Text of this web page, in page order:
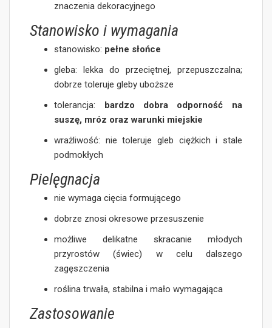
znaczenia dekoracyjnego
Stanowisko i wymagania
stanowisko: pełne słońce
gleba: lekka do przeciętnej, przepuszczalna;
dobrze toleruje gleby uboższe
tolerancja: bardzo dobra odporność na
suszę, mróz oraz warunki miejskie
wrażliwość: nie toleruje gleb ciężkich i stale
podmokłych
Pielęgnacja
nie wymaga cięcia formującego
dobrze znosi okresowe przesuszenie
możliwe delikatne skracanie młodych
przyrostów (świec) w celu dalszego
zagęszczenia
roślina trwała, stabilna i mało wymagająca
Zastosowanie